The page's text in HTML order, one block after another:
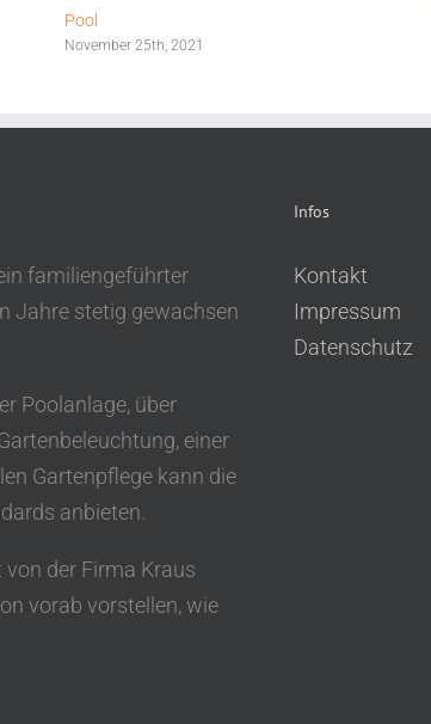
Pool
November 25th, 2021
familiengeführter
Jahre stetig gewachsen
Poolanlage, über
einer
Gartenpflege kann die
anbieten.
von der Firma Kraus
vorab vorstellen, wie
Infos
Kontakt
Impressum
Datenschutz